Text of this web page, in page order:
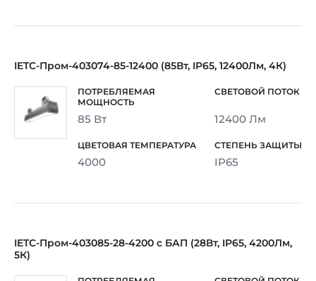
IETC-Пром-403074-85-12400 (85Вт, IP65, 12400Лм, 4К)
85 Вт 12400 Лм
4000 IP65
IETC-Пром-403085-28-4200 с БАП (28Вт, IP65, 4200Лм,
5К)